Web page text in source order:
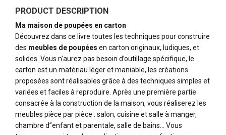
PRODUCT DESCRIPTION
Ma maison de poupées en carton
Découvrez dans ce livre toutes les techniques pour construire
des meubles de poupées en carton originaux, ludiques, et
solides. Vous n'aurez pas besoin d’outillage spécifique, le
carton est un matériau léger et maniable, les créations
proposées sont réalisables grâce à des techniques simples et
variées et faciles à reproduire. Après une première partie
consacrée à la construction de la maison, vous réaliserez les
meubles pièce par pièce : salon, cuisine et salle à manger,
chambre d’’enfant et parentale, salle de bains... Vous